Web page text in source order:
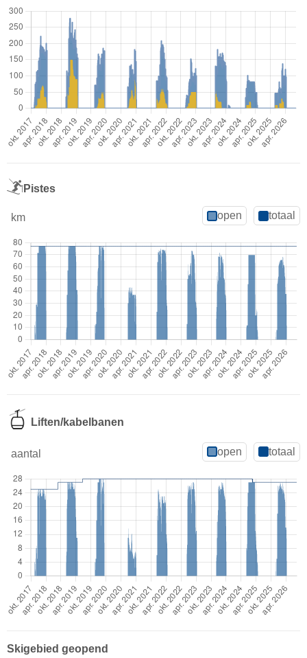
Pistes
km open totaal
Liften/kabelbanen
aantal open totaal
Skigebied geopend